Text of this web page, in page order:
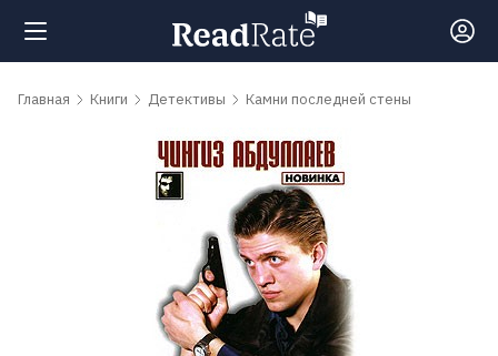
Поиск
Главная Книги Детективы Камни последней стены